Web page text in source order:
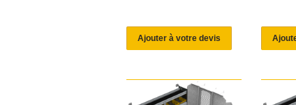
Ajouter à votre devis